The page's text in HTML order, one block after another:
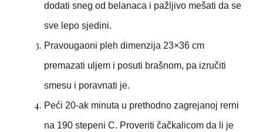
dodati sneg od belanaca i pažljivo mešati da se
sve lepo sjedini.
Pravougaoni pleh dimenzija 23×36 cm
premazati uljem i posuti brašnom, pa izručiti
smesu i poravnati je.
Peći 20-ak minuta u prethodno zagrejanoj rerni
na 190 stepeni C. Proveriti čačkalicom da li je